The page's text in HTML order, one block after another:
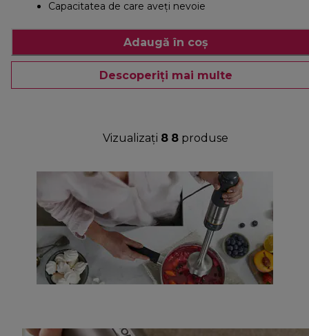
Capacitatea de care aveți nevoie
Adaugă în coș
Descoperiți mai multe
Vizualizați 8 8 produse